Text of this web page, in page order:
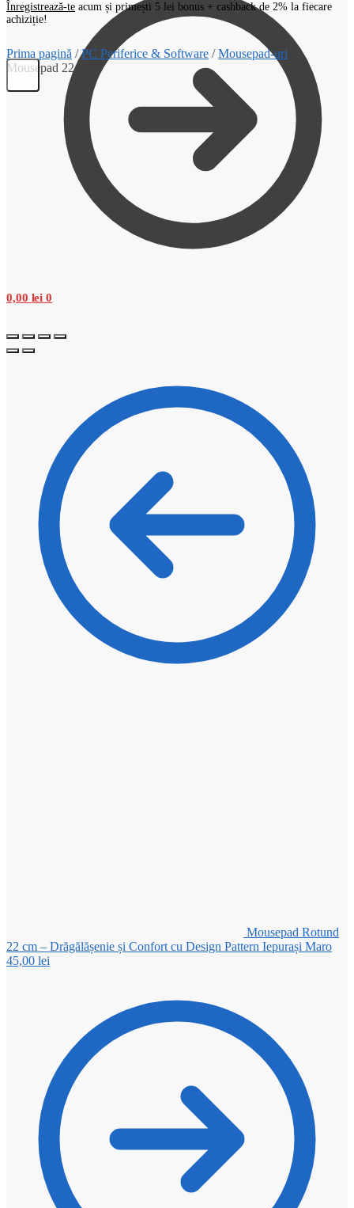
0,00 lei 0
Înregistrează-te acum și primești 5 lei bonus + cashback de 2% la fiecare
achiziție!
Prima pagină /PC Periferice & Software /Mousepad-uri
Mousepad 22 Cm
Mousepad Rotund
22 cm – Drăgălășenie și Confort cu Design Pattern Iepurași Maro
45,00 lei